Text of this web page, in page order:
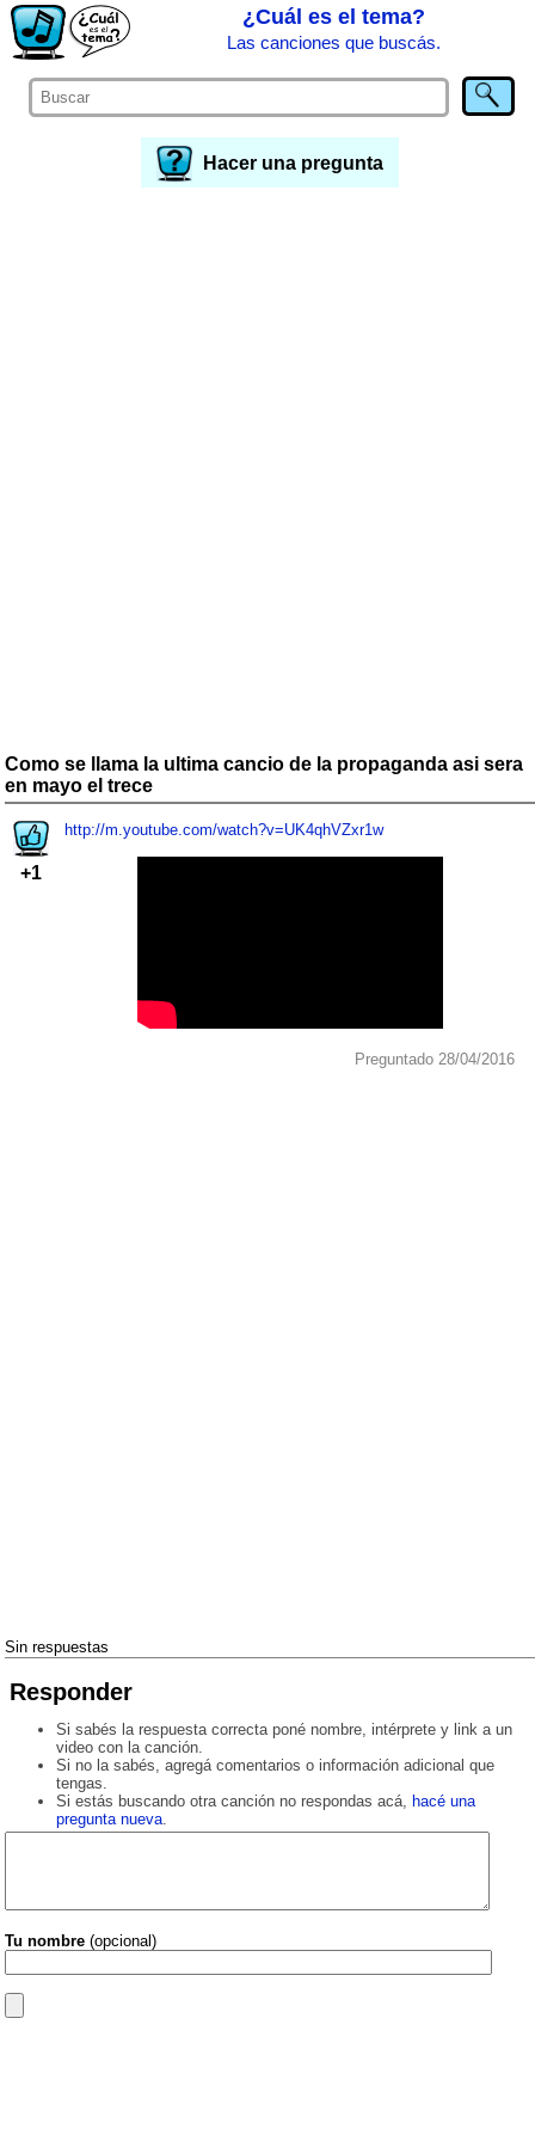
¿Cuál es el tema?
Las canciones que buscás.
Hacer una pregunta
Como se llama la ultima cancio de la propaganda asi sera
en mayo el trece
+1
http://m.youtube.com/watch?v=UK4qhVZxr1w
Preguntado 28/04/2016
Sin respuestas
Responder
Si sabés la respuesta correcta poné nombre, intérprete y link a un
video con la canción.
Si no la sabés, agregá comentarios o información adicional que
tengas.
Si estás buscando otra canción no respondas acá, hacé una
pregunta nueva.
Tu nombre (opcional)